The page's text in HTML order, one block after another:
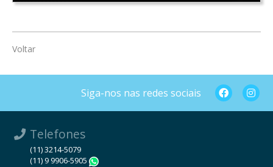
Voltar
Siga-nos nas redes sociais
Telefones
(11) 3214-5079
(11) 9 9906-5905